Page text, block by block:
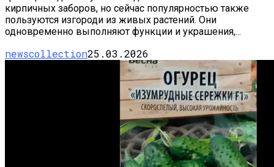
кирпичных заборов, но сейчас популярностью также
пользуются изгороди из живых растений. Они
одновременно выполняют функции и украшения,...
newscollection25.03.2026